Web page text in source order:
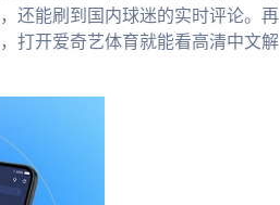
还能刷到国内球迷的实时评论。再
打开爱奇艺体育就能看高清中文解